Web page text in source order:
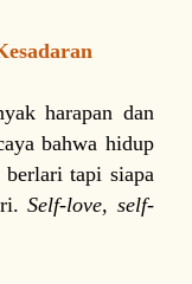
harapan dan
bahwa hidup
tapi siapa
Self-love, self-